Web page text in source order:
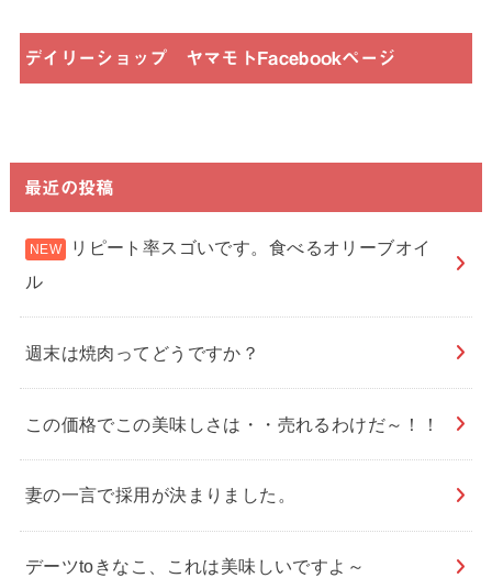
デイリーショップ ヤマモトFacebookページ
最近の投稿
リピート率スゴいです。食べるオリーブオイ
ル
週末は焼肉ってどうですか？
この価格でこの美味しさは・・売れるわけだ～！！
妻の一言で採用が決まりました。
デーツtoきなこ、これは美味しいですよ～